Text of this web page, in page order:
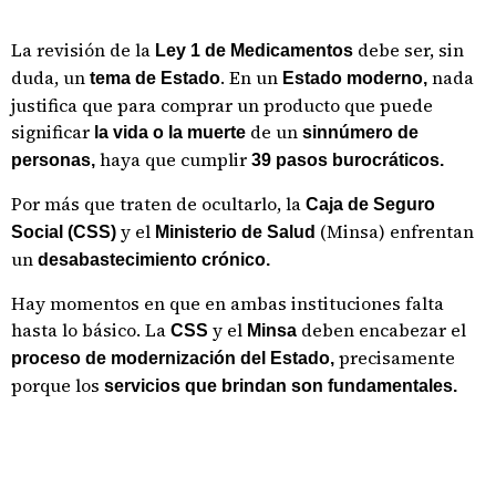
La revisión de la Ley 1 de Medicamentos debe ser, sin
duda, un tema de Estado. En un Estado moderno, nada
justifica que para comprar un producto que puede
significar la vida o la muerte de un sinnúmero de
personas, haya que cumplir 39 pasos burocráticos.
Por más que traten de ocultarlo, la Caja de Seguro
Social (CSS) y el Ministerio de Salud (Minsa) enfrentan
un desabastecimiento crónico.
Hay momentos en que en ambas instituciones falta
hasta lo básico. La CSS y el Minsa deben encabezar el
proceso de modernización del Estado, precisamente
porque los servicios que brindan son fundamentales.